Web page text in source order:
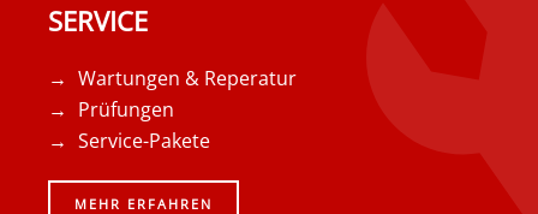
SERVICE
Wartungen & Reperatur
Prüfungen
Service-Pakete
MEHR ERFAHREN